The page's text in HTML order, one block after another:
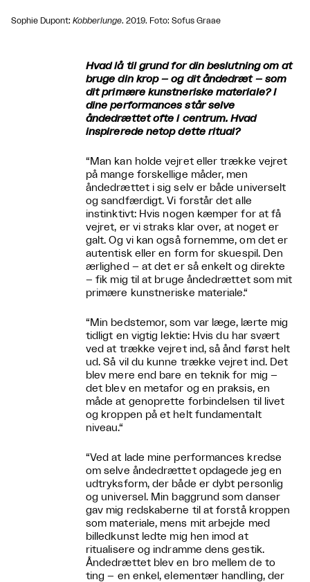
Sophie Dupont: Kobberlunge. 2019. Foto: Sofus Graae
Hvad lå til grund for din beslutning om at
bruge din krop – og dit åndedræt – som
dit primære kunstneriske materiale? I
dine performances står selve
åndedrættet ofte i centrum. Hvad
inspirerede netop dette ritual?
“Man kan holde vejret eller trække vejret
på mange forskellige måder, men
åndedrættet i sig selv er både universelt
og sandfærdigt. Vi forstår det alle
instinktivt: Hvis nogen kæmper for at få
vejret, er vi straks klar over, at noget er
galt. Og vi kan også fornemme, om det er
autentisk eller en form for skuespil. Den
ærlighed – at det er så enkelt og direkte
– fik mig til at bruge åndedrættet som mit
primære kunstneriske materiale.“
“Min bedstemor, som var læge, lærte mig
tidligt en vigtig lektie: Hvis du har svært
ved at trække vejret ind, så ånd først helt
ud. Så vil du kunne trække vejret ind. Det
blev mere end bare en teknik for mig –
det blev en metafor og en praksis, en
måde at genoprette forbindelsen til livet
og kroppen på et helt fundamentalt
niveau.“
“Ved at lade mine performances kredse
om selve åndedrættet opdagede jeg en
udtryksform, der både er dybt personlig
og universel. Min baggrund som danser
gav mig redskaberne til at forstå kroppen
som materiale, mens mit arbejde med
billedkunst ledte mig hen imod at
ritualisere og indramme dens gestik.
Åndedrættet blev en bro mellem de to
ting – en enkel, elementær handling, der